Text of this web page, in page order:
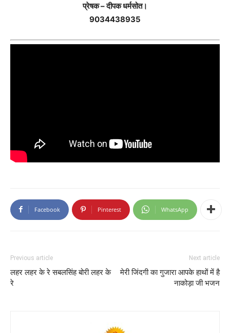
प्रेषक – दीपक धर्मसोत।
9034438935
Facebook Pinterest WhatsApp
Previous article
लहर लहर के रे सबलसिंह बोरी लहर के
रे
Next article
मेरी जिंदगी का गुजारा आपके हाथों में है
नाकोड़ा जी भजन